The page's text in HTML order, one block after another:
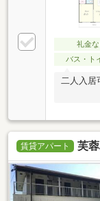
礼金な
バス・ト
二人入居
賃貸アパート 芙